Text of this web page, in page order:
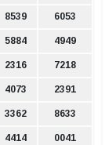
8539 6053
5884 4949
2316 7218
4073 2391
3362 8633
4414 0041